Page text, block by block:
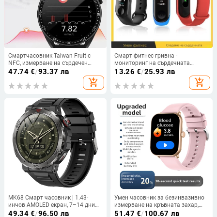
Смартчасовник Taiwan Fruit с
NFC, измерване на сърдечен
ритъм, кръвно налягане,
кислород в кръвта и мониторинг
на съня
47.74€/93.37 лв
add_shopping_cart
Смарт фитнес гривна -
мониторинг на сърдечната
честота, мониторинг на съня,
измерване на кръвното налягане,
13.26 €/25.93 лв
add_shopping_cart
MK68 Смарт часовник | 1.43-
инчов AMOLED екран, 7–14 дни
живот на батерията | Здравно
49.34€/96.50 лв
Умен часовник за безинвазивно
измерване на кръвната захар,
кръвното налягане, сърдечната
51.47 €/100.67 лв